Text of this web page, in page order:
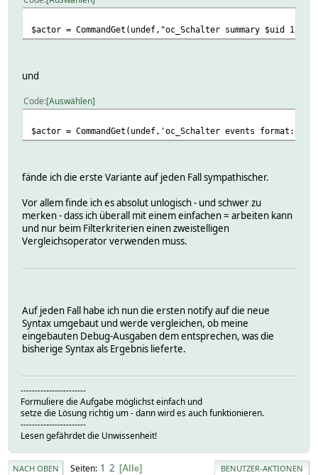
$actor = CommandGet(undef,"oc_Schalter summary $uid 1");
und
Code Auswählen
$actor = CommandGet(undef,'oc_Schalter events
fände ich die erste Variante auf jeden Fall sympathischer.
Vor allem finde ich es absolut unlogisch - und schwer zu
merken - dass ich überall mit einem einfachen = arbeiten kann
und nur beim Filterkriterien einen zweistelligen
Vergleichsoperator verwenden muss.
Auf jeden Fall habe ich nun die ersten notify auf die neue
Syntax umgebaut und werde vergleichen, ob meine
eingebauten Debug-Ausgaben dem entsprechen, was die
bisherige Syntax als Ergebnis lieferte.
-----------------------
Formuliere die Aufgabe möglichst einfach und
setze die Lösung richtig um - dann wird es auch funktionieren.
-----------------------
Lesen gefährdet die Unwissenheit!
NACH OBEN Seiten 1 2 Alle BENUTZER-AKTIONEN